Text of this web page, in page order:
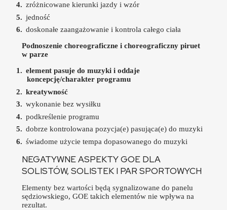
zróżnicowane kierunki jazdy i wzór
jedność
doskonałe zaangażowanie i kontrola całego ciała
Podnoszenie choreograficzne i choreograficzny piruet
w parze
element pasuje do muzyki i oddaje
koncepcję/charakter programu
kreatywność
wykonanie bez wysiłku
podkreślenie programu
dobrze kontrolowana pozycja(e) pasująca(e) do muzyki
świadome użycie tempa dopasowanego do muzyki
NEGATYWNE ASPEKTY GOE DLA
SOLISTÓW, SOLISTEK I PAR SPORTOWYCH
Elementy bez wartości będą sygnalizowane do panelu
sędziowskiego, GOE takich elementów nie wpływa na
rezultat.